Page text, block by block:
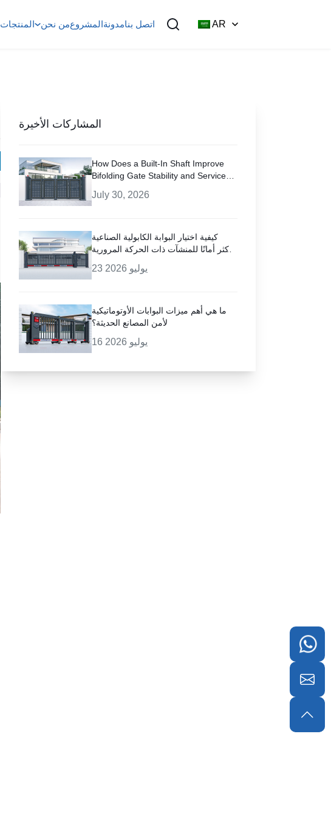
المنتجات من نحنالمشروعمدونةاتصل بنا AR
المشاركات الأخيرة
How Does a Built-In Shaft Improve
Bifolding Gate Stability and Service
July 30, 2026
كيفية اختيار البوابة الكابولية الصناعية
الأكثر أمانًا للمنشآت ذات الحركة المرورية
23 يوليو 2026
ما هي أهم ميزات البوابات الأوتوماتيكية
لأمن المصانع الحديثة؟
16 يوليو 2026